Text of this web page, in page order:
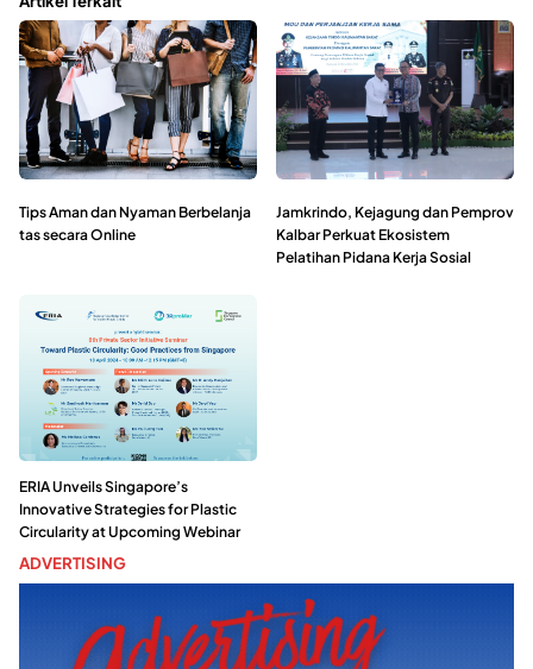
Tips Aman dan Nyaman Berbelanja
tas secara Online
Jamkrindo, Kejagung dan Pemprov
Kalbar Perkuat Ekosistem
Pelatihan Pidana Kerja Sosial
ERIA Unveils Singapore’s
Innovative Strategies for Plastic
Circularity at Upcoming Webinar
ADVERTISING